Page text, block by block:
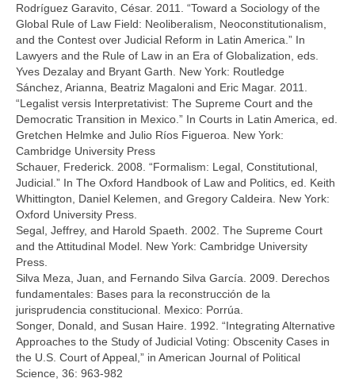
Rodríguez Garavito, César. 2011. “Toward a Sociology of the
Global Rule of Law Field: Neoliberalism, Neoconstitutionalism,
and the Contest over Judicial Reform in Latin America.” In
Lawyers and the Rule of Law in an Era of Globalization, eds.
Yves Dezalay and Bryant Garth. New York: Routledge
Sánchez, Arianna, Beatriz Magaloni and Eric Magar. 2011.
“Legalist versis Interpretativist: The Supreme Court and the
Democratic Transition in Mexico.” In Courts in Latin America, ed.
Gretchen Helmke and Julio Ríos Figueroa. New York:
Cambridge University Press
Schauer, Frederick. 2008. “Formalism: Legal, Constitutional,
Judicial.” In The Oxford Handbook of Law and Politics, ed. Keith
Whittington, Daniel Kelemen, and Gregory Caldeira. New York:
Oxford University Press.
Segal, Jeffrey, and Harold Spaeth. 2002. The Supreme Court
and the Attitudinal Model. New York: Cambridge University
Press.
Silva Meza, Juan, and Fernando Silva García. 2009. Derechos
fundamentales: Bases para la reconstrucción de la
jurisprudencia constitucional. Mexico: Porrúa.
Songer, Donald, and Susan Haire. 1992. “Integrating Alternative
Approaches to the Study of Judicial Voting: Obscenity Cases in
the U.S. Court of Appeal,” in American Journal of Political
Science, 36: 963-982